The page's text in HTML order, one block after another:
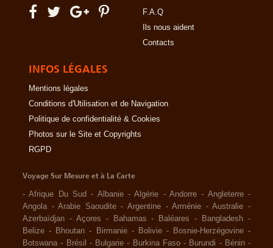
F.A.Q
Ils nous aident
Contacts
INFOS LÉGALES
Mentions légales
Conditions d'Utilisation et de Navigation
Politique de confidentialité & Cookies
Photos sur le Site et Copyrights
RGPD
Voyage Sur Mesure et à La Carte
-Afrique Du Sud - Albanie -Algérie -Andorre - Angleterre -
Angola -Arabie Saoudite -Argentine -Arménie -Australie -
Azerbaïdjan - Açores - Bahamas - Baléares - Bangladesh -
Belize - Bhoutan - Birmanie - Bolivie - Bosnie-Herzégovine -
Botswana - Brésil - Bulgarie - Burkina Faso - Burundi - Bénin -